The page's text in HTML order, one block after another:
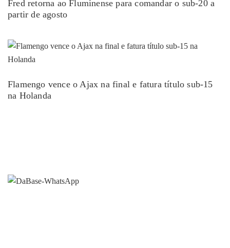
Fred retorna ao Fluminense para comandar o sub-20 a
partir de agosto
Flamengo vence o Ajax na final e fatura título sub-15
na Holanda